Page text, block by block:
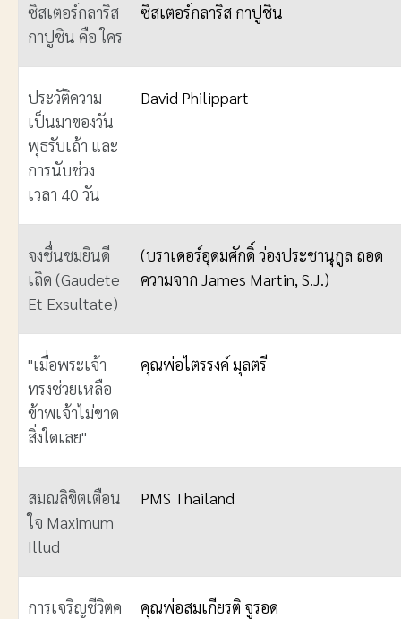
ซิสเตอร์กลาริส
กาปูชิน คือ ใคร
ซิสเตอร์กลาริส กาปูชิน
ประวัติความ
เป็นมาของวัน
พุธรับเถ้า และ
การนับช่วง
เวลา 40 วัน
David Philippart
จงชื่นชมยินดี
เถิด (Gaudete
Et Exsultate)
(บราเดอร์อุดมศักดิ์ ว่องประชานุกูล ถอด
ความจาก James Martin, S.J.)
"เมื่อพระเจ้า
ทรงช่วยเหลือ
ข้าพเจ้าไม่ขาด
สิ่งใดเลย"
คุณพ่อไตรรงค์ มุลตรี
สมณลิขิตเตือน
ใจ Maximum
Illud
PMS Thailand
การเจริญชีวิตค
คุณพ่อสมเกียรติ จูรอด